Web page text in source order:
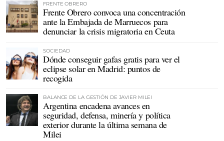
FRENTE OBRERO
Frente Obrero convoca una concentración
ante la Embajada de Marruecos para
denunciar la crisis migratoria en Ceuta
SOCIEDAD
Dónde conseguir gafas gratis para ver el
eclipse solar en Madrid: puntos de
recogida
BALANCE DE LA GESTIÓN DE JAVIER MILEI
Argentina encadena avances en
seguridad, defensa, minería y política
exterior durante la última semana de
Milei